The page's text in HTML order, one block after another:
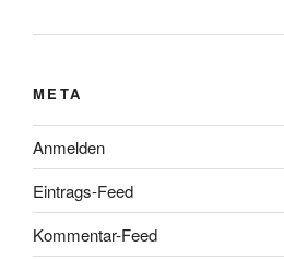
META
Anmelden
Eintrags-Feed
Kommentar-Feed